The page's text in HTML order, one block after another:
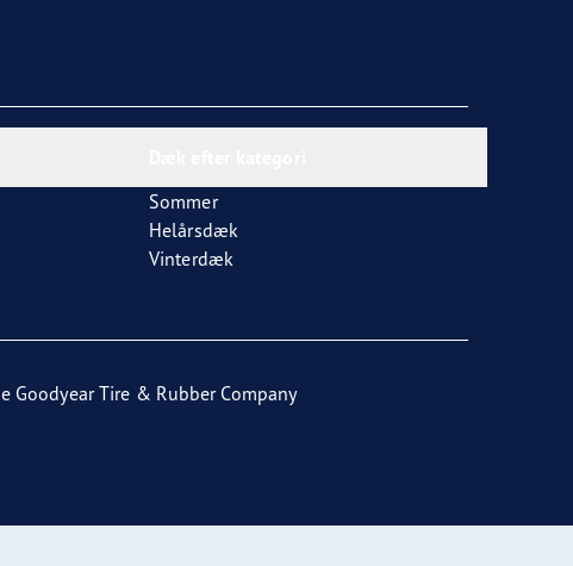
Sommer
Helårsdæk
Vinterdæk
Goodyear Tire & Rubber Company